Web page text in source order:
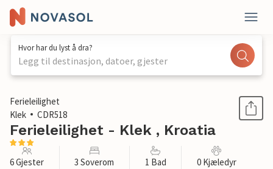
Hvor har du lyst å dra?
Legg til destinasjon, datoer, gjester
1 / 30
Ferieleilighet
Klek
CDR518
Ferieleilighet - Klek , Kroatia
6 Gjester 3 Soverom 1 Bad 0 Kjæledyr